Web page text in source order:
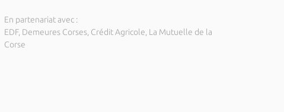
En partenariat avec :
EDF, Demeures Corses, Crédit Agricole, La Mutuelle de la
Corse